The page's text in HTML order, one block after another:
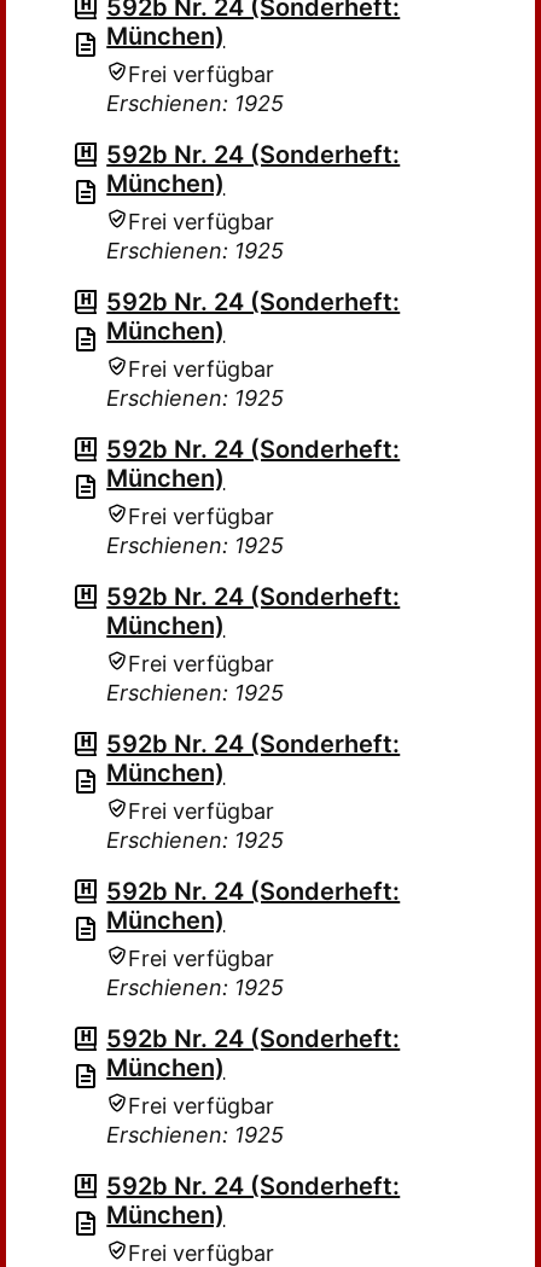
592b Nr. 24 (Sonderheft:
München)
Frei verfügbar
Erschienen: 1925
592b Nr. 24 (Sonderheft:
München)
Frei verfügbar
Erschienen: 1925
592b Nr. 24 (Sonderheft:
München)
Frei verfügbar
Erschienen: 1925
592b Nr. 24 (Sonderheft:
München)
Frei verfügbar
Erschienen: 1925
592b Nr. 24 (Sonderheft:
München)
Frei verfügbar
Erschienen: 1925
592b Nr. 24 (Sonderheft:
München)
Frei verfügbar
Erschienen: 1925
592b Nr. 24 (Sonderheft:
München)
Frei verfügbar
Erschienen: 1925
592b Nr. 24 (Sonderheft:
München)
Frei verfügbar
Erschienen: 1925
592b Nr. 24 (Sonderheft:
München)
Frei verfügbar